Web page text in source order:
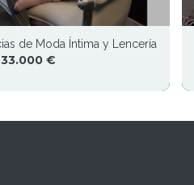
de Moda Íntima y Lencería
€